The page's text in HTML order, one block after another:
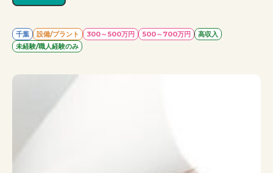
千葉 設備/プラント 300～500万円 500～700万円
高収入
未経験/職人経験のみ